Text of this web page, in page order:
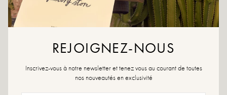
REJOIGNEZ-NOUS
Inscrivez-vous à notre newsletter et tenez vous au courant de toutes
nos nouveautés en exclusivité